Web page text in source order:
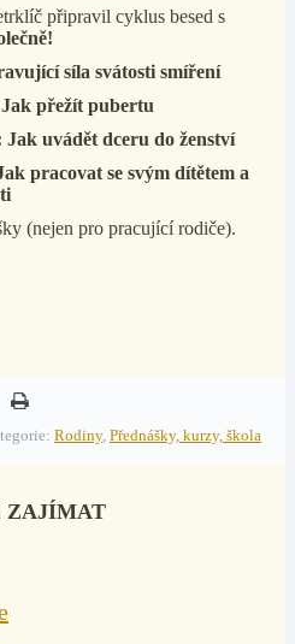
připravil cyklus besed s
síla svátosti smíření
přežít pubertu
uvádět dceru do ženství
pracovat se svým dítětem a
(nejen pro pracující rodiče).
Rodiny, Přednášky, kurzy, škola
ZAJÍMAT